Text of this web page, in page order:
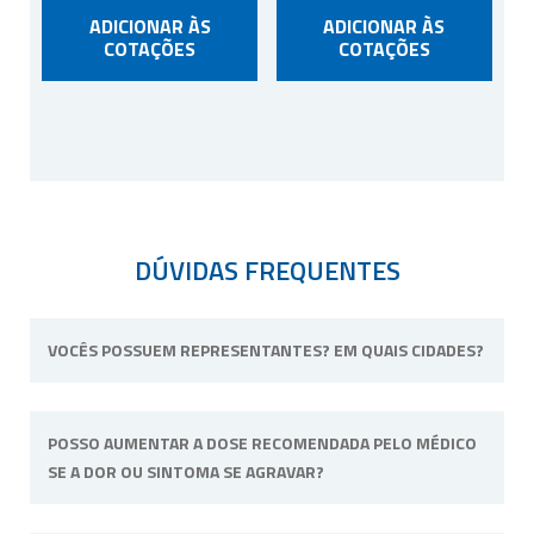
ADICIONAR ÀS
COTAÇÕES
ADICIONAR ÀS
COTAÇÕES
DÚVIDAS FREQUENTES
VOCÊS POSSUEM REPRESENTANTES? EM QUAIS CIDADES?
unidade física fica situada em Ribeirão Preto,
interior de São Paulo.
POSSO AUMENTAR A DOSE RECOMENDADA PELO MÉDICO
SE A DOR OU SINTOMA SE AGRAVAR?